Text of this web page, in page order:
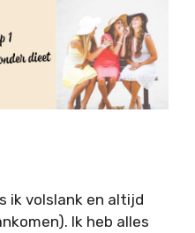
ik volslank en altijd
Ik heb alles